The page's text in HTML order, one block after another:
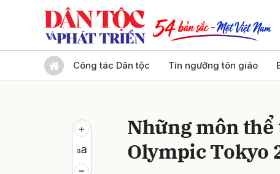
Công tác Dân tộc Tín ngưỡng tôn giáo
Những môn
Olympic Tokyo
Gửi